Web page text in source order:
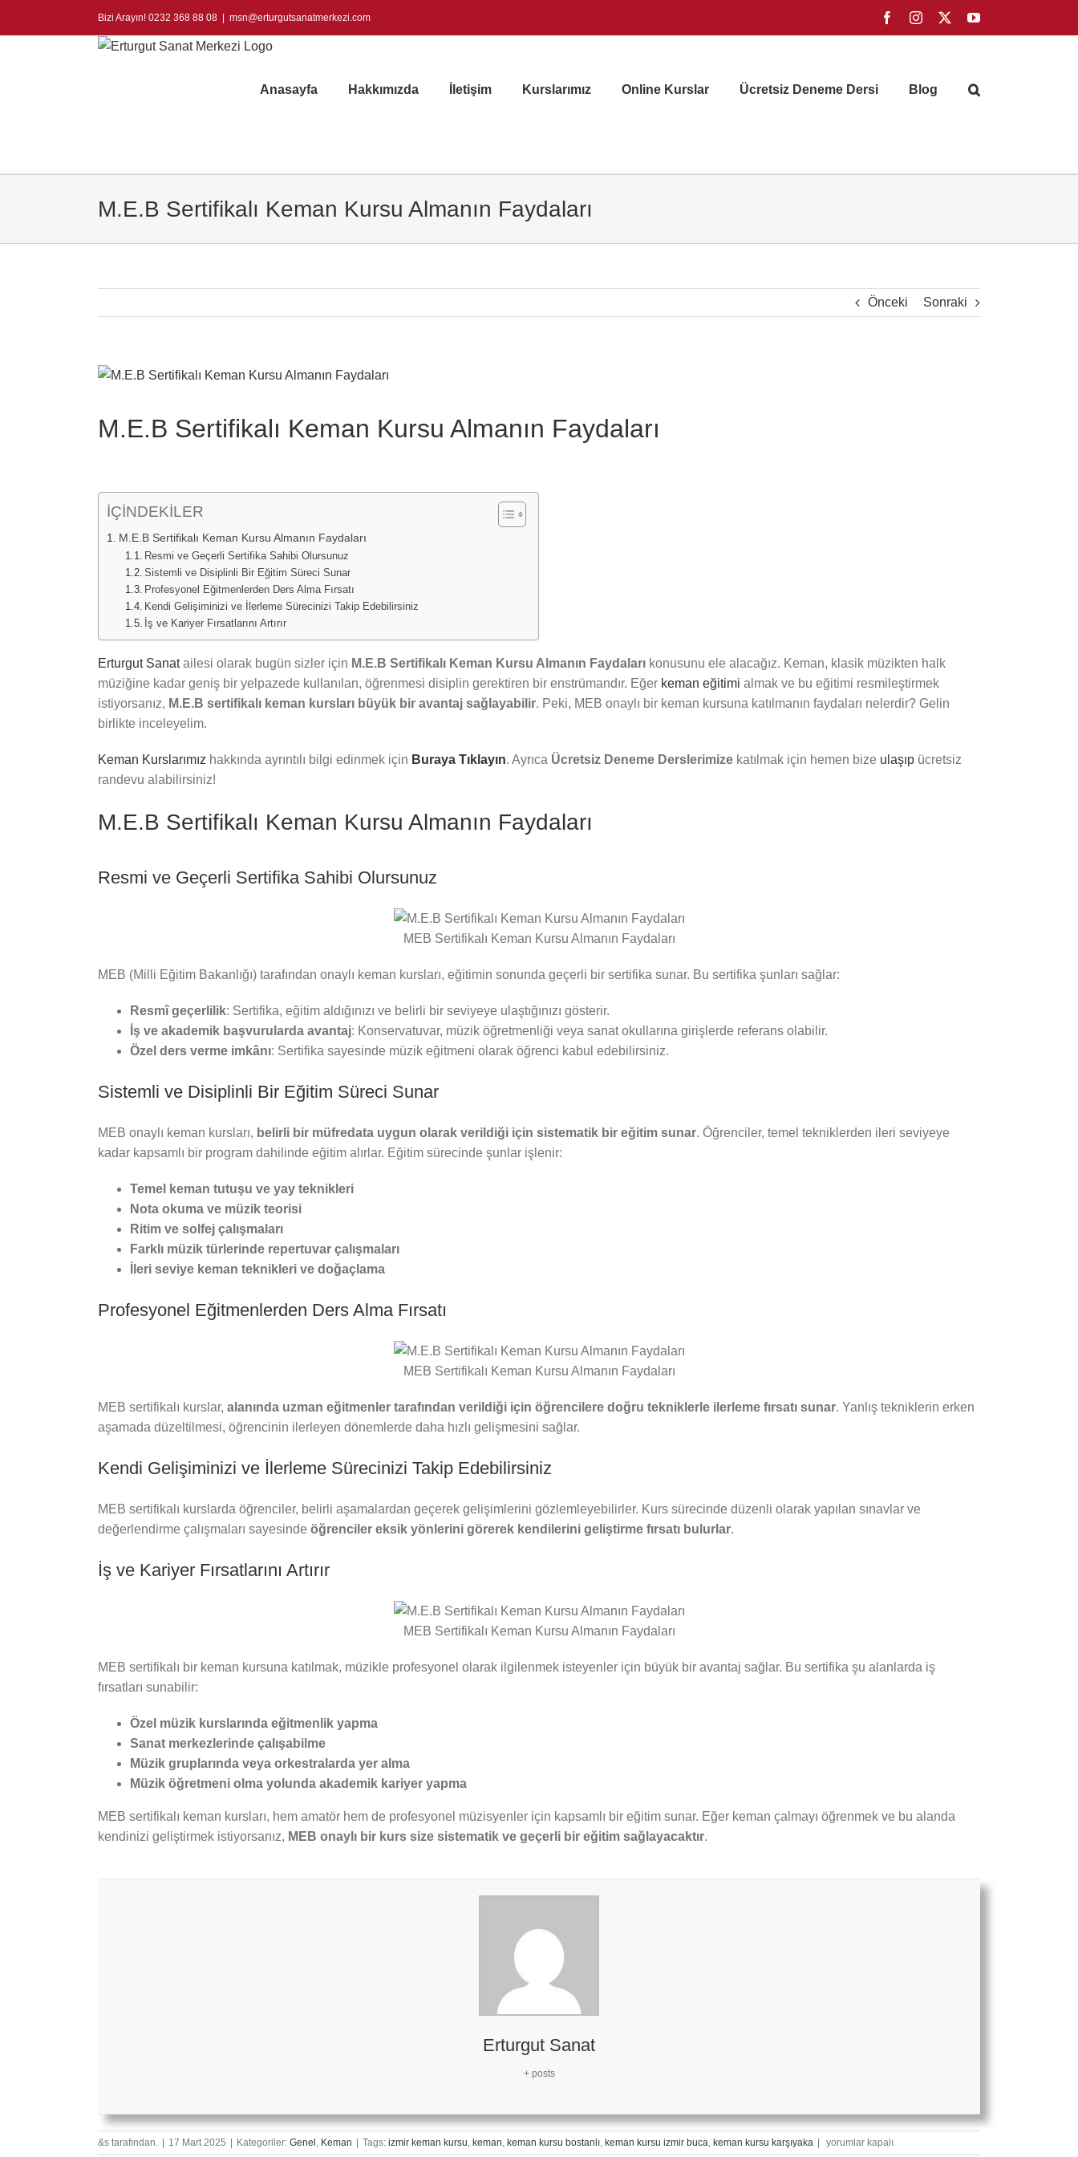
Bizi Arayın! 0232 368 88 08 msn@erturgutsanatmerkezi.com FacebookInstagram YouTube
Anasayfa Hakkımızda İletişim Kurslarımız Online Kurslar Ücretsiz Deneme Dersi Blog
M.E.B Sertifikalı Keman Kursu Almanın Faydaları
Önceki Sonraki
View
M.E.B Sertifikalı Keman Kursu Almanın Faydaları
İÇİNDEKİLER
M.E.B Sertifikalı Keman Kursu Almanın Faydaları
Resmi ve Geçerli Sertifika Sahibi Olursunuz
Sistemli ve Disiplinli Bir Eğitim Süreci Sunar
Profesyonel Eğitmenlerden Ders Alma Fırsatı
Kendi Gelişiminizi ve İlerleme Sürecinizi Takip Edebilirsiniz
İş ve Kariyer Fırsatlarını Artırır
Erturgut Sanatailesi olarak bugün sizler için M.E.B Sertifikalı Keman Kursu Almanın Faydalarıkonusunu ele alacağız. Keman, klasik müzikten halk
müziğine kadar geniş bir yelpazede kullanılan, öğrenmesi disiplin gerektiren bir enstrümandır. Eğer keman eğitimi almak ve bu eğitimi resmileştirmek
istiyorsanız, M.E.B sertifikalı keman kursları büyük bir avantaj sağlayabilir. Peki, MEB onaylı bir keman kursuna katılmanın faydaları nelerdir? Gelin
birlikte inceleyelim.
Keman Kurslarımız hakkında ayrıntılı bilgi edinmek için Buraya Tıklayın. Ayrıca Ücretsiz Deneme Derslerimizekatılmak için hemen bize ulaşıpücretsiz
randevu alabilirsiniz!
M.E.B Sertifikalı Keman Kursu Almanın Faydaları
Resmi ve Geçerli Sertifika Sahibi Olursunuz
MEB Sertifikalı Keman Kursu Almanın Faydaları
MEB (Milli Eğitim Bakanlığı) tarafından onaylı keman kursları, eğitimin sonunda geçerli bir sertifika sunar. Bu sertifika şunları sağlar:
Resmî geçerlilik: Sertifika, eğitim aldığınızı ve belirli bir seviyeye ulaştığınızı gösterir.
İş ve akademik başvurularda avantaj: Konservatuvar, müzik öğretmenliği veya sanat okullarına girişlerde referans olabilir.
Özel ders verme imkânı: Sertifika sayesinde müzik eğitmeni olarak öğrenci kabul edebilirsiniz.
Sistemli ve Disiplinli Bir Eğitim Süreci Sunar
MEB onaylı keman kursları, belirli bir müfredata uygun olarak verildiği için sistematik bir eğitim sunar. Öğrenciler, temel tekniklerden ileri seviyeye
kadar kapsamlı bir program dahilinde eğitim alırlar. Eğitim sürecinde şunlar işlenir:
Temel keman tutuşu ve yay teknikleri
Nota okuma ve müzik teorisi
Ritim ve solfej çalışmaları
Farklı müzik türlerinde repertuvar çalışmaları
İleri seviye keman teknikleri ve doğaçlama
Profesyonel Eğitmenlerden Ders Alma Fırsatı
MEB Sertifikalı Keman Kursu Almanın Faydaları
MEB sertifikalı kurslar, alanında uzman eğitmenler tarafından verildiği için öğrencilere doğru tekniklerle ilerleme fırsatı sunar. Yanlış tekniklerin erken
aşamada düzeltilmesi, öğrencinin ilerleyen dönemlerde daha hızlı gelişmesini sağlar.
Kendi Gelişiminizi ve İlerleme Sürecinizi Takip Edebilirsiniz
MEB sertifikalı kurslarda öğrenciler, belirli aşamalardan geçerek gelişimlerini gözlemleyebilirler. Kurs sürecinde düzenli olarak yapılan sınavlar ve
değerlendirme çalışmaları sayesinde öğrenciler eksik yönlerini görerek kendilerini geliştirme fırsatı bulurlar.
İş ve Kariyer Fırsatlarını Artırır
MEB Sertifikalı Keman Kursu Almanın Faydaları
MEB sertifikalı bir keman kursuna katılmak, müzikle profesyonel olarak ilgilenmek isteyenler için büyük bir avantaj sağlar. Bu sertifika şu alanlarda iş
fırsatları sunabilir:
Özel müzik kurslarında eğitmenlik yapma
Sanat merkezlerinde çalışabilme
Müzik gruplarında veya orkestralarda yer alma
Müzik öğretmeni olma yolunda akademik kariyer yapma
MEB sertifikalı keman kursları, hem amatör hem de profesyonel müzisyenler için kapsamlı bir eğitim sunar. Eğer keman çalmayı öğrenmek ve bu alanda
kendinizi geliştirmek istiyorsanız, MEB onaylı bir kurs size sistematik ve geçerli bir eğitim sağlayacaktır.
Erturgut Sanat
+ posts
&s tarafından. 17 Mart 2025 Kategoriler: Genel , Keman Tags: izmir keman kursu, keman, keman kursu bostanlı, keman kursu izmir buca, keman kursu karşıyaka
M.E.B
yorumlar kapalı